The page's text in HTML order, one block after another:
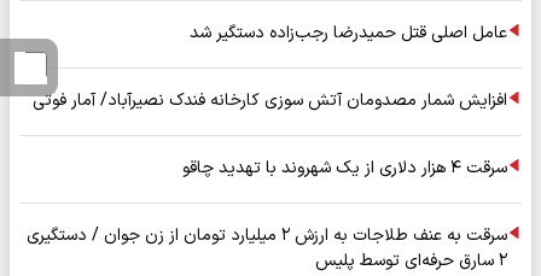
عامل اصلی قتل حمیدرضا رجب‌زاده دستگیر شد
افزایش شمار مصدومان آتش سوزی کارخانه فندک نصیرآباد/ آمار فوتی
سرقت ۴ هزار دلاری از یک شهروند با تهدید چاقو
سرقت به عنف طلاجات به ارزش ۲ میلیارد تومان از زن جوان / دستگیری
۲ سارق حرفه‌ای توسط پلیس